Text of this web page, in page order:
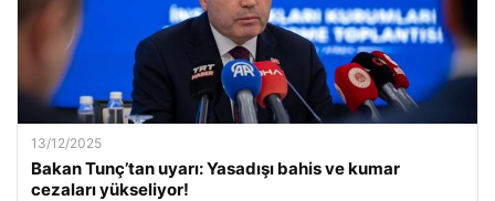
13/12/2025
Bakan Tunç’tan uyarı: Yasadışı bahis ve kumar
cezaları yükseliyor!